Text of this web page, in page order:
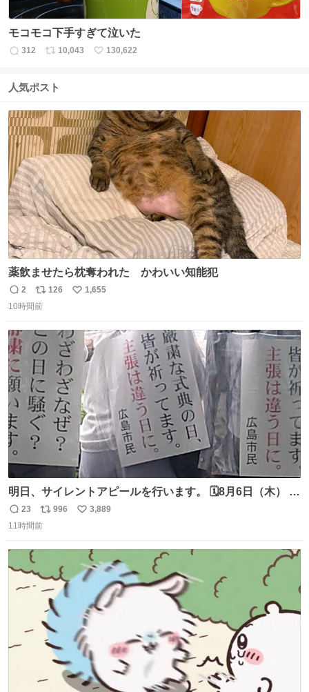
モコモコ下手すぎて泣いた
返
数
312
リ
ス
数
10,043
い
130,622
人気ポスト
薬飲ませたら枕奪われた かわいい知能犯
返
信
2
リ
ポ
ト
数
126
い
数
1,655
10時間前
明日、サイレントアピールを行います。 🗓️8月6日（木） ⏰
[時間]7：45 集合 📍[場所]元安橋本通(東)側、観光船乗り場
前ベンチ周辺 声は上げません。ただ、静かに立ちます。お
返
信
23
リ
ポ
数
996
い
3,889
11時間前